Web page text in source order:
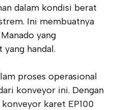
dalam kondisi berat
Ini membuatnya
yang
handal.
proses operasional
konveyor ini. Dengan
karet EP100